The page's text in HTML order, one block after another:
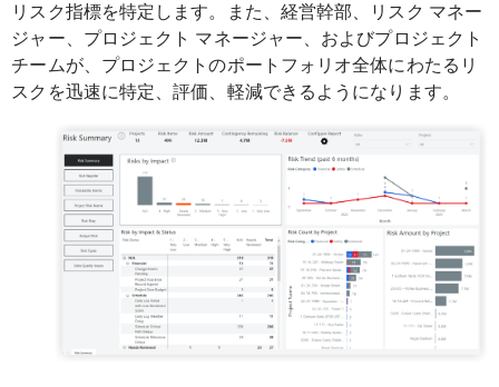
リスク指標を特定します。また、経営幹部、リスク マネー
ジャー、プロジェクト マネージャー、およびプロジェクト
チームが、プロジェクトのポートフォリオ全体にわたるリ
スクを迅速に特定、評価、軽減できるようになります。